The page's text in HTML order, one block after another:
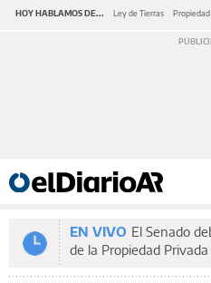
HOY HABLAMOS DE... Ley de Tierras
EN VIVO El Senado
de la Propiedad Privada